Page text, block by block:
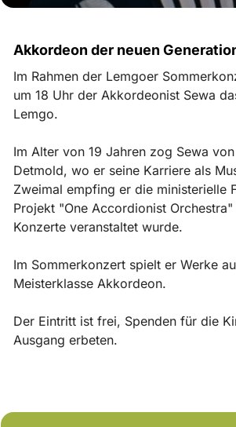
Akkordeon der neuen
Im Rahmen der Lemgoer
um 18 Uhr der Akkordeonist Sewa
Lemgo.
Im Alter von 19 Jahren zog Sewa
Detmold, wo er seine Karriere als
Zweimal empfing er die ministerielle
Projekt "One Accordionist
Konzerte veranstaltet wurde.
Im Sommerkonzert spielt er Werke
Meisterklasse Akkordeon.
Der Eintritt ist frei, Spenden für die
Ausgang erbeten.